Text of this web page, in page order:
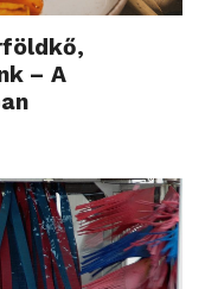
– A